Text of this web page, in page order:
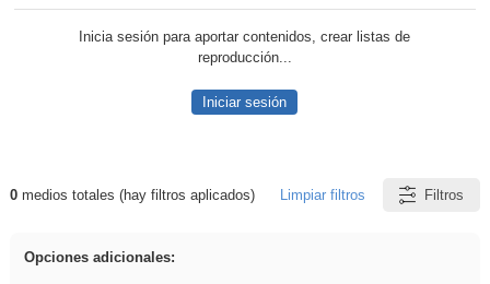
Inicia sesión para aportar contenidos, crear listas de
reproducción...
Iniciar sesión
Resultados de: Oral
0medios totales (hay filtros aplicados) Limpiar filtros Filtros
Opciones adicionales: